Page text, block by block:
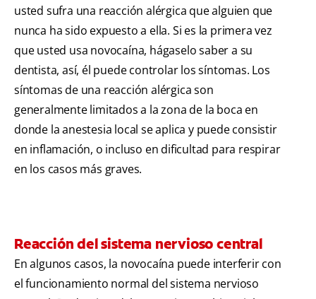
usted sufra una reacción alérgica que alguien que
nunca ha sido expuesto a ella. Si es la primera vez
que usted usa novocaína, hágaselo saber a su
dentista, así, él puede controlar los síntomas. Los
síntomas de una reacción alérgica son
generalmente limitados a la zona de la boca en
donde la anestesia local se aplica y puede consistir
en inflamación, o incluso en dificultad para respirar
en los casos más graves.
Reacción del sistema nervioso central
En algunos casos, la novocaína puede interferir con
el funcionamiento normal del sistema nervioso